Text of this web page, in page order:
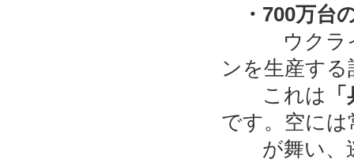
・700万台
ウクラ
ンを生産す
これは
です。空に
が舞い、逃